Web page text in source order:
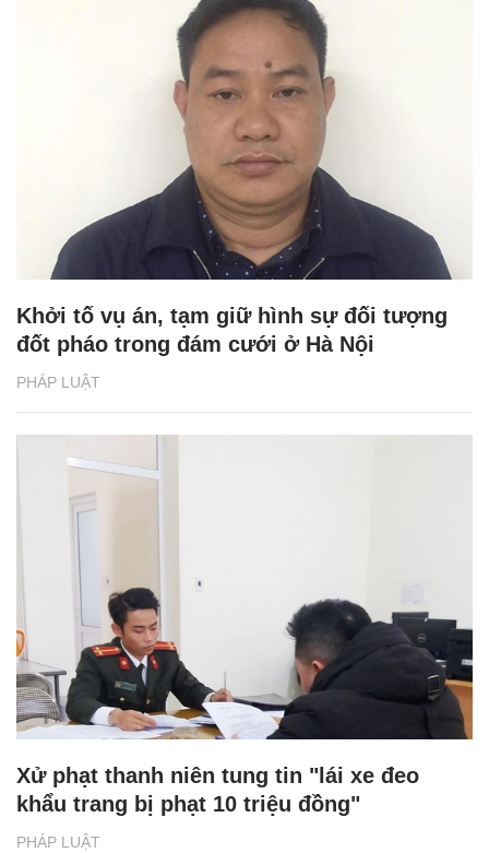
PHÁP LUẬT
Khởi tố vụ án, tạm giữ hình sự đối tượng
đốt pháo trong đám cưới ở Hà Nội
PHÁP LUẬT
Xử phạt thanh niên tung tin "lái xe đeo
khẩu trang bị phạt 10 triệu đồng"